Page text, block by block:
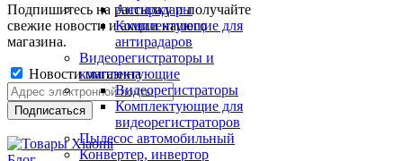
Антирадары
Комплектующие для
антирадаров
Видеорегистраторы и
комплектующие
Видеорегистраторы
Комплектующие для
видеорегистраторов
Пылесос автомобильный
Конвертер, инвертор
Подпишитесь на рассылку и получайте
свежие новости и акции нашего
магазина.
Новости магазина